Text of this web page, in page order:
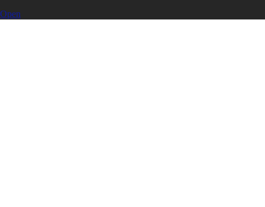
Open